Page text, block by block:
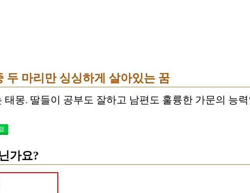
두 마리만 싱싱하게 살아있는 꿈
태몽. 딸들이 공부도 잘하고 남편도 훌륭한 가문의 능
가요?